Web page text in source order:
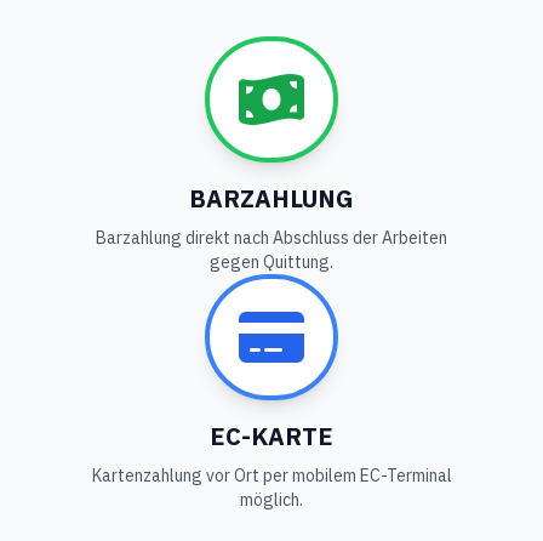
BARZAHLUNG
Barzahlung direkt nach Abschluss der Arbeiten
gegen Quittung.
EC-KARTE
Kartenzahlung vor Ort per mobilem EC-Terminal
möglich.